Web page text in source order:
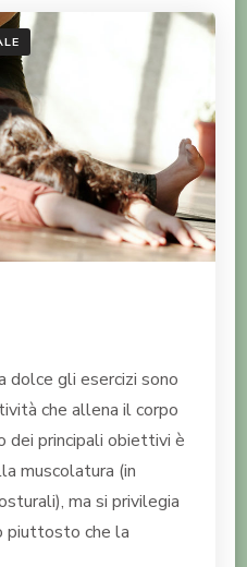
dolce gli esercizi sono
che allena il corpo
dei principali obiettivi è
muscolatura (in
ma si privilegia
piuttosto che la